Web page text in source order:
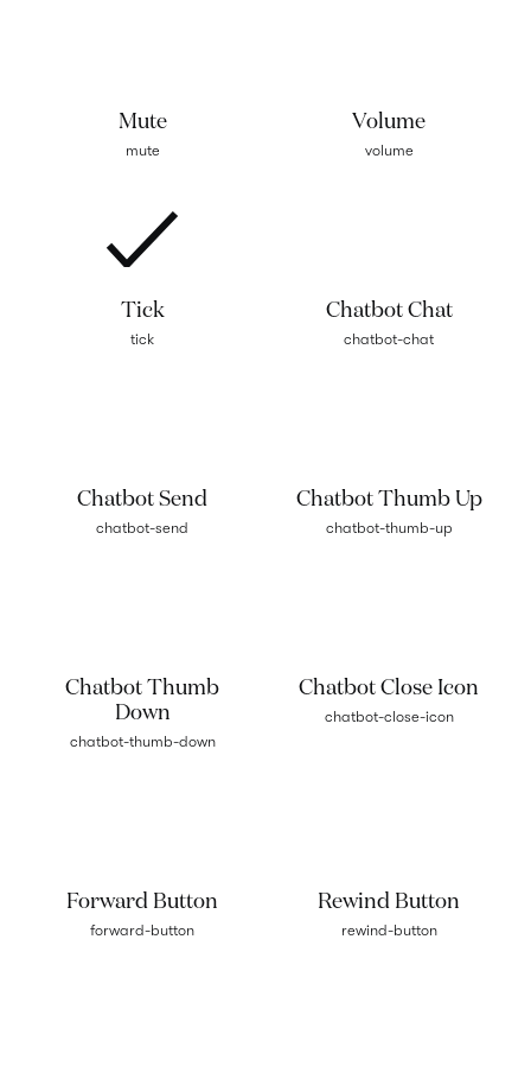
Mute
mute
Volume
volume
Tick
tick
Chatbot Chat
chatbot-chat
Chatbot Send
chatbot-send
Chatbot Thumb Up
chatbot-thumb-up
Chatbot Thumb
Down
chatbot-thumb-down
Chatbot Close Icon
chatbot-close-icon
Forward Button
forward-button
Rewind Button
rewind-button